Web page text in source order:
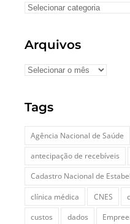
Arquivos
Tags
Agência Nacional de Saúde
antecipação de recebíveis
Cadastro Nacional de
clínica médica
CNES
custos
dados